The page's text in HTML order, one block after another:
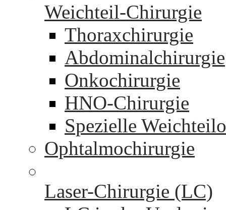
Weichteil-Chirurgie
Thoraxchirurgie
Abdominalchirurgie
Onkochirurgie
HNO-Chirurgie
Spezielle
Ophtalmochirurgie
Laser-Chirurgie (LC)